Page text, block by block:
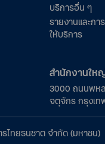
บริการอื่น ๆ
รายงานและก
ให้บริการ
สำนักงานให
3000 ถนนพห
จตุจักร กรุงเท
ไทยธนชาต จำกัด (มหาชน)